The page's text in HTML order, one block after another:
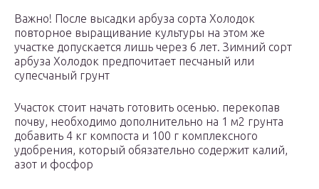
Важно! После высадки арбуза сорта Холодок
повторное выращивание культуры на этом же
участке допускается лишь через 6 лет. Зимний сорт
арбуза Холодок предпочитает песчаный или
супесчаный грунт
Участок стоит начать готовить осенью. перекопав
почву, необходимо дополнительно на 1 м2 грунта
добавить 4 кг компоста и 100 г комплексного
удобрения, который обязательно содержит калий,
азот и фосфор